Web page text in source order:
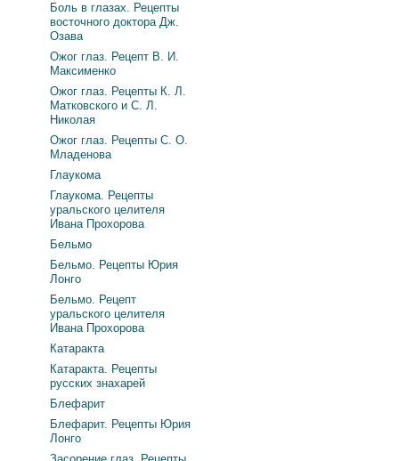
Боль в глазах. Рецепты
восточного доктора Дж.
Озава
Ожог глаз. Рецепт В. И.
Максименко
Ожог глаз. Рецепты К. Л.
Матковского и С. Л.
Николая
Ожог глаз. Рецепты С. О.
Младенова
Глаукома
Глаукома. Рецепты
уральского целителя
Ивана Прохорова
Бельмо
Бельмо. Рецепты Юрия
Лонго
Бельмо. Рецепт
уральского целителя
Ивана Прохорова
Катаракта
Катаракта. Рецепты
русских знахарей
Блефарит
Блефарит. Рецепты Юрия
Лонго